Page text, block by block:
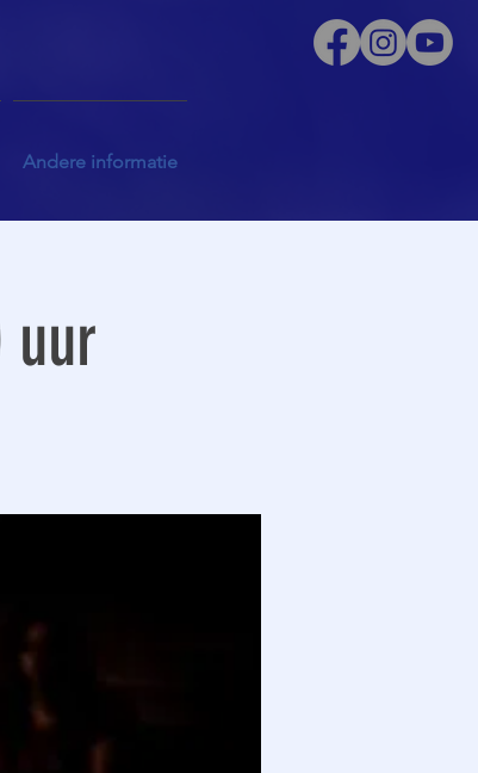
Andere informatie
uur